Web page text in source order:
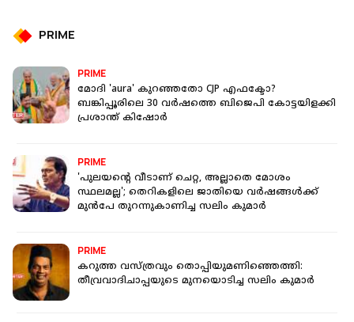
PRIME
PRIME
മോദി 'aura' കുറഞ്ഞതോ CJP എഫക്ടോ?
ബങ്കിപ്പൂരിലെ 30 വർഷത്തെ ബിജെപി കോട്ടയിളക്കി
പ്രശാന്ത് കിഷോർ
PRIME
'പുലയന്റെ വീടാണ് ചെറ്റ, അല്ലാതെ മോശം
സ്ഥലമല്ല'; തെറികളിലെ ജാതിയെ വർഷങ്ങൾക്ക്
മുൻപേ തുറന്നുകാണിച്ച സലിം കുമാർ
PRIME
കറുത്ത വസ്ത്രവും തൊപ്പിയുമണിഞ്ഞെത്തി:
തീവ്രവാദിചാപ്പയുടെ മുനയൊടിച്ച സലിം കുമാര്‍